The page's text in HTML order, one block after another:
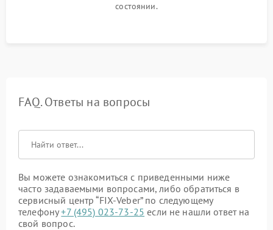
состоянии.
FAQ. Ответы на вопросы
Вы можете ознакомиться с приведенными ниже
часто задаваемыми вопросами, либо обратиться в
сервисный центр “FIX-Veber” по следующему
телефону+7 (495) 023-73-25 если не нашли ответ на
свой вопрос.